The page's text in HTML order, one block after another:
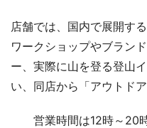
店舗では、国内で展開す
ワークショップやブラン
ー、実際に山を登る登山
い、同店から「アウトド
営業時間は12時～20時